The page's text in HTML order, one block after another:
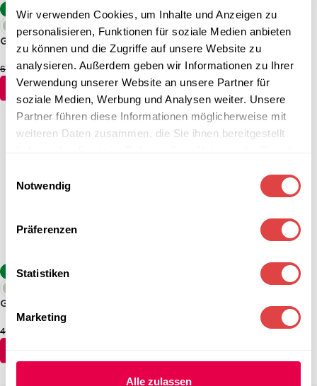
Wir verwenden Cookies, um Inhalte und Anzeigen zu
personalisieren, Funktionen für soziale Medien anbieten
zu können und die Zugriffe auf unsere Website zu
analysieren. Außerdem geben wir Informationen zu Ihrer
Verwendung unserer Website an unsere Partner für
soziale Medien, Werbung und Analysen weiter. Unsere
Partner führen diese Informationen möglicherweise mit
weiteren Daten zusammen, die Sie ihnen bereitgestellt
Notwendig
Präferenzen
Statistiken
Marketing
Alle zulassen
-9%
Garten Sessel Duna
65,39€ 59,44€ (inkl. MwSt.)
AUSFÜHRUNG WÄHLEN
-17%
Gartentisch DUNA-T 98 x 59
cm
71,34 € 59,44€(inkl. MwSt.)
AUSFÜHRUNG WÄHLEN
-8%
Gartentisch Duna-T 49 cm
47,54